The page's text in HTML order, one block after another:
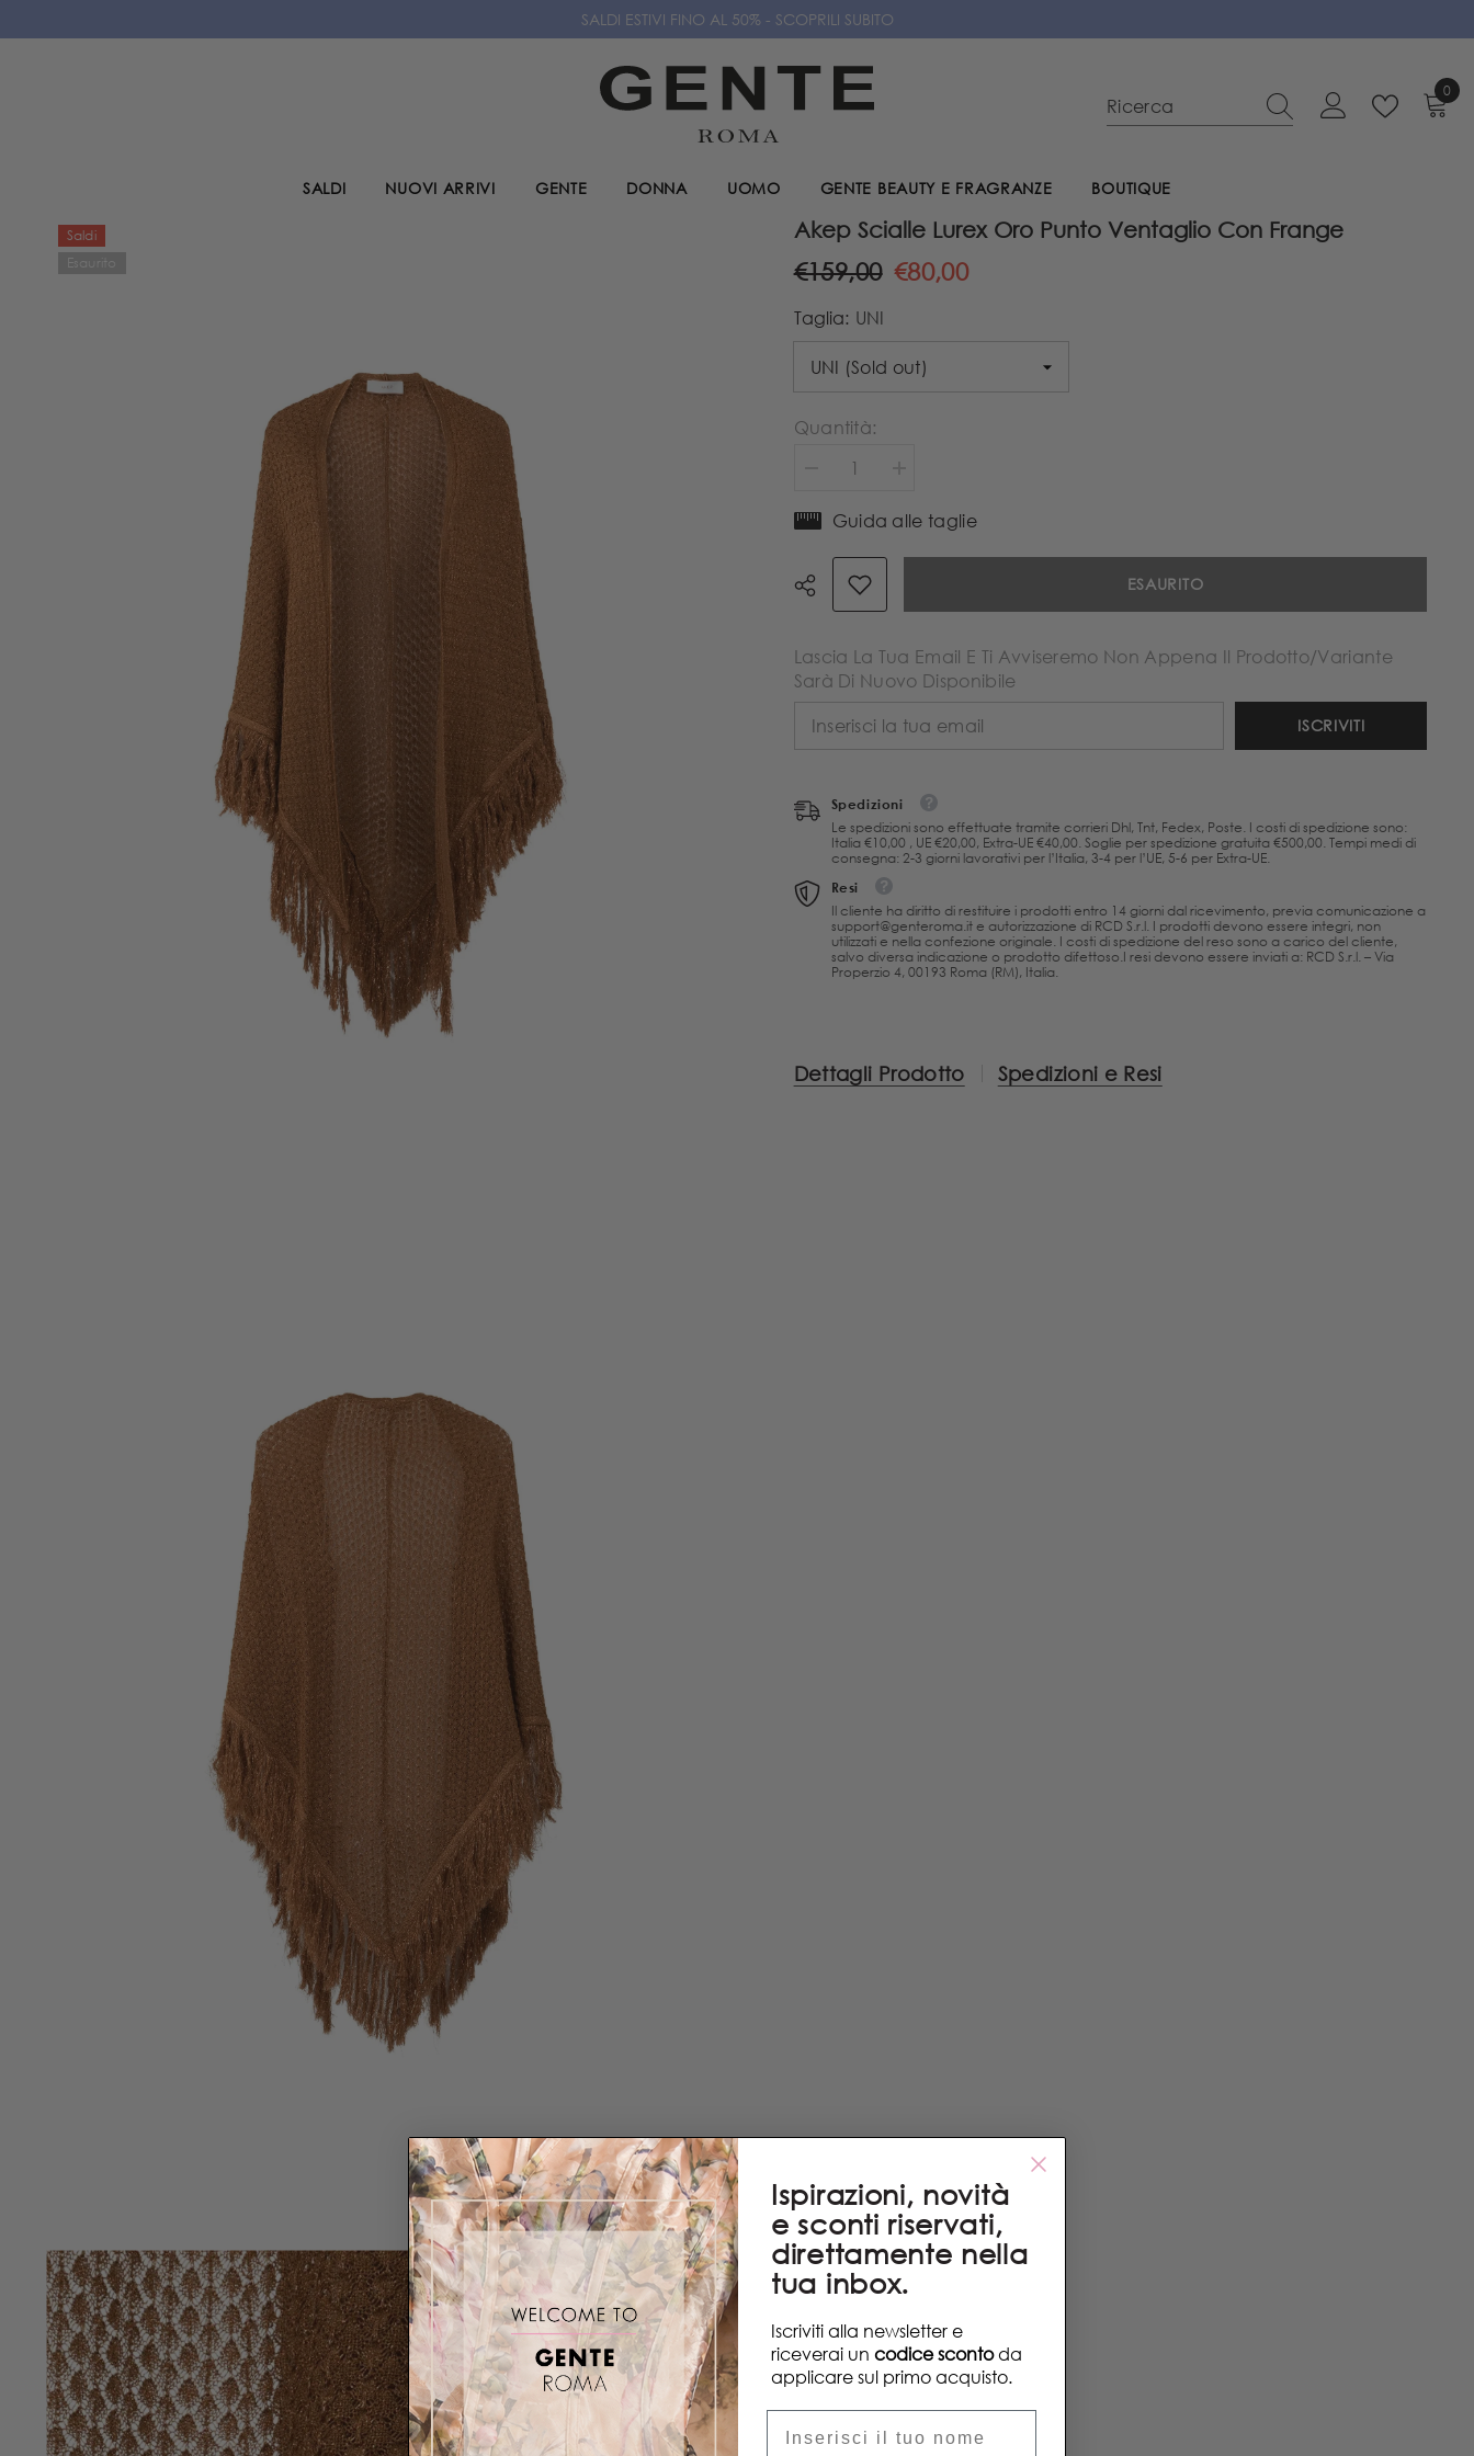
SALDI ESTIVI FINO AL 50% - SCOPRILI SUBITO
00
SALDI NUOVI ARRIVI GENTE DONNA UOMO GENTE BEAUTY E FRAGRANZE BOUTIQUE
Saldi
Esaurito
Akep Scialle Lurex Oro Punto Ventaglio Con Frange
€159,00 €80,00
Taglia: UNI
Quantità:
Diminuire
quantità
per
Scialle
Lurex
Oro
con
frange
quantità
per
Oro
con
frange
Guida alle taglie
ESAURITO
Lascia La Tua Email E Ti Avviseremo Non Appena Il Prodotto/variante
Sarà Di Nuovo Disponibile
ISCRIVITI
Spedizioni
Le spedizioni sono effettuate tramite corrieri Dhl, Tnt, Fedex, Poste. I costi di spedizione sono:
Italia €10,00 , UE €20,00, Extra-UE €40,00. Soglie per spedizione gratuita €500,00. Tempi medi di
consegna: 2-3 giorni lavorativi per l’Italia, 3-4 per l’UE, 5-6 per Extra-UE.
Resi
Il cliente ha diritto di restituire i prodotti entro 14 giorni dal ricevimento, previa comunicazione a
support@genteroma.it e autorizzazione di RCD S.r.l. I prodotti devono essere integri, non
utilizzati e nella confezione originale. I costi di spedizione del reso sono a carico del cliente,
salvo diversa indicazione o prodotto difettoso.I resi devono essere inviati a: RCD S.r.l. – Via
Properzio 4, 00193 Roma (RM), Italia.
Dettagli Prodotto Spedizioni e Resi
Ispirazioni, novità
e sconti riservati,
direttamente nella
tua inbox.
Iscriviti alla newsletter e
riceverai un codice scontoda
applicare sul primo acquisto.